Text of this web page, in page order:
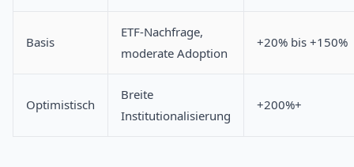
Basis
ETF-Nachfrage,
moderate Adoption
+20% bis +150%
Optimistisch
Breite
Institutionalisierung
+200%+